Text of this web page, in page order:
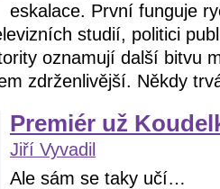
eskalace. První funguje
studií, politici
oznamují další bitvu
zdrženlivější. Někdy
Premiér už
Jiří Vyvadil
Ale sám se taky učí…